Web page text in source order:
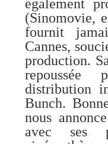
également
(Sinomovie,
fournit
Cannes,
production.
repoussée
distribution
Bunch.
nous
avec ses